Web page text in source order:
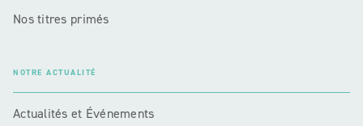
Nos titres primés
NOTRE ACTUALITÉ
Actualités et Événements